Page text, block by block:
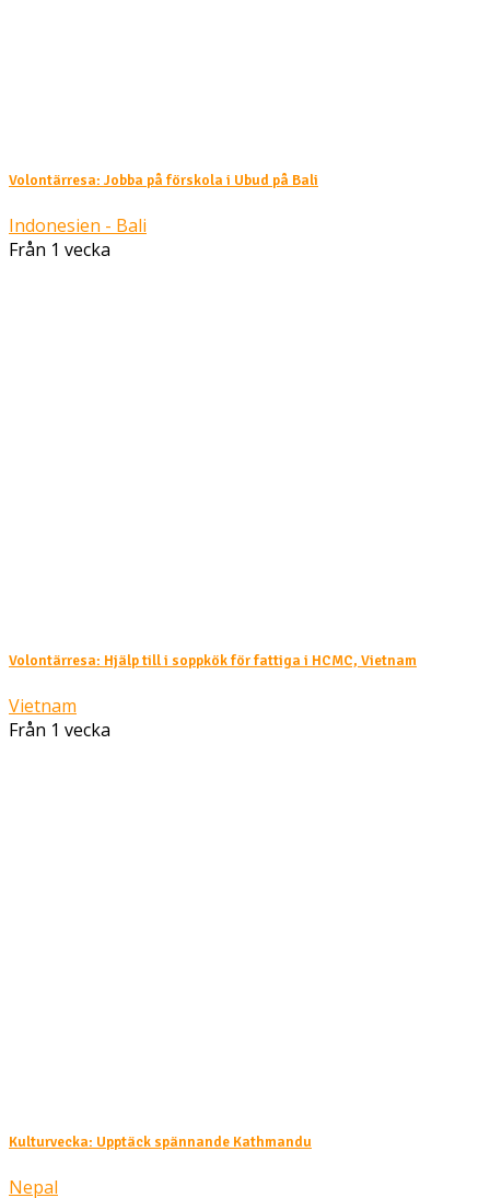
Volontärresa: Jobba på förskola i Ubud på Bali
Indonesien - Bali
Från 1 vecka
Volontärresa: Hjälp till i soppkök för fattiga i HCMC, Vietnam
Vietnam
Från 1 vecka
Kulturvecka: Upptäck spännande Kathmandu
Nepal